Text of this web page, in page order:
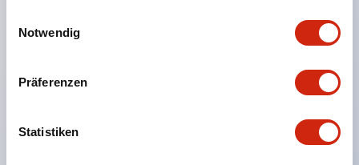
Notwendig
Präferenzen
Statistiken
Montagemöglichkeiten bietet.
geschützt.
Öffnungsfunktion (IEC/EN60947-5-1).
Mit speziellem Betätiger zur Verhinderung von